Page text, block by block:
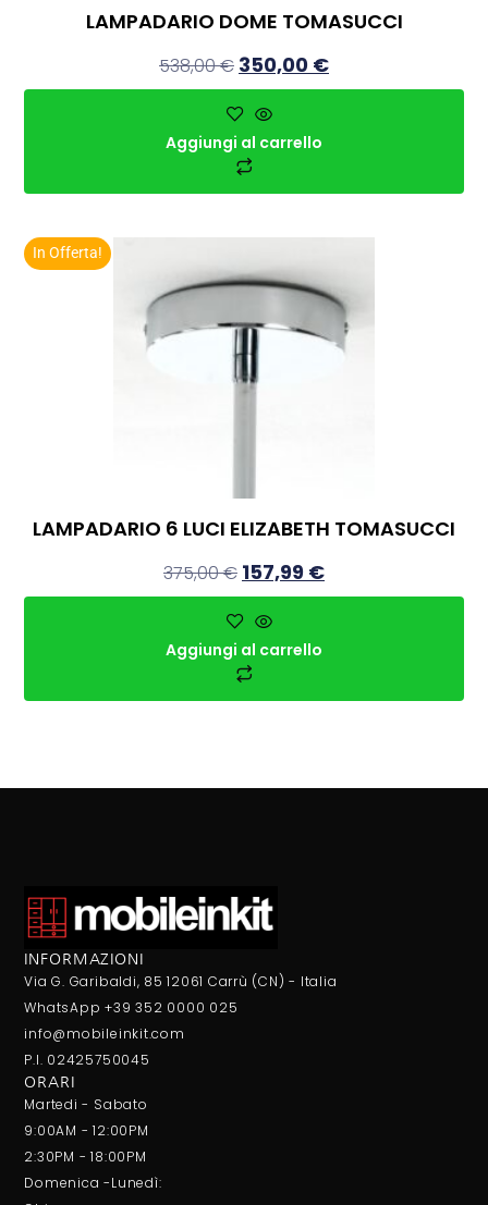
LAMPADARIO DOME TOMASUCCI
538,00€ 350,00 €
Aggiungi al carrello
In Offerta!
LAMPADARIO 6 LUCI ELIZABETH TOMASUCCI
375,00€ 157,99 €
Aggiungi al carrello
INFORMAZIONI
Via G. Garibaldi, 85 12061 Carrù (CN) - Italia
WhatsApp +39 352 0000 025
info@mobileinkit.com
P.I. 02425750045
ORARI
Martedi - Sabato
9:00AM - 12:00PM
2:30PM - 18:00PM
Domenica -Lunedì: